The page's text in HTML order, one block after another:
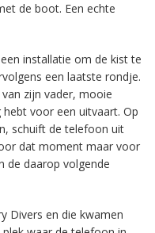
de boot. Een echte
installatie om de kist te
een laatste rondje.
zijn vader, mooie
voor een uitvaart. Op
schuift de telefoon uit
dat moment maar voor
de daarop volgende
Divers en die kwamen